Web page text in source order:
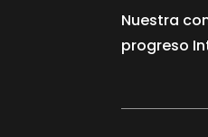
Nuestra
progreso